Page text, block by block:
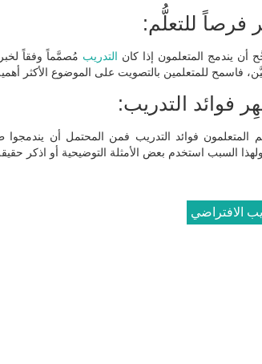
أن يندمج المتعلمون إذا كان التدريب مُصمَّماً وفقاً
فاسمح للمتعلمين بالتصويت على الموضوع الأكثر
المتعلمون فوائد التدريب فمن المحتمل أن
السبب استخدم بعض الأمثلة التوضيحية أو اذكر
الافتراضي